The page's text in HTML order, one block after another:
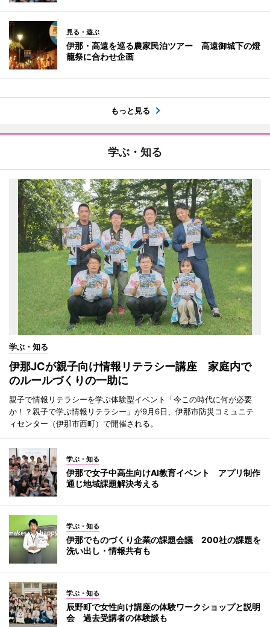
見る・遊ぶ
伊那・高遠を巡る農家民泊ツアー 高遠御城下の燈
籠祭に合わせ企画
もっと見る
学ぶ・知る
学ぶ・知る
伊那JCが親子向け情報リテラシー講座 家庭内で
のルールづくりの一助に
親子で情報リテラシーを学ぶ体験型イベント「今この時代に何が必要
か！？親子で学ぶ情報リテラシー」が9月6日、伊那市防災コミュニテ
ィセンター（伊那市西町）で開催される。
学ぶ・知る
伊那で女子中高生向けAI教育イベント アプリ制作
通じ地域課題解決考える
学ぶ・知る
伊那でものづくり企業の課題会議 200社の課題を
洗い出し・情報共有も
学ぶ・知る
辰野町で女性向け講座の体験ワークショップと説明
会 過去受講者の体験談も